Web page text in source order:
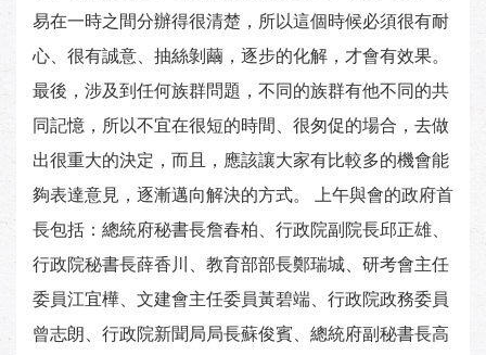
易在一時之間分辦得很清楚，所以這個時候必須很有耐
心、很有誠意、抽絲剝繭，逐步的化解，才會有效果。
最後，涉及到任何族群問題，不同的族群有他不同的共
同記憶，所以不宜在很短的時間、很匆促的場合，去做
出很重大的決定，而且，應該讓大家有比較多的機會能
夠表達意見，逐漸邁向解決的方式。 上午與會的政府首
長包括：總統府秘書長詹春柏、行政院副院長邱正雄、
行政院秘書長薛香川、教育部部長鄭瑞城、研考會主任
委員江宜樺、文建會主任委員黃碧端、行政院政務委員
曾志朗、行政院新聞局局長蘇俊賓、總統府副秘書長高